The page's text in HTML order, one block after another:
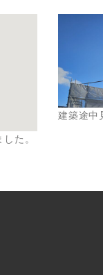
た。
建築途中